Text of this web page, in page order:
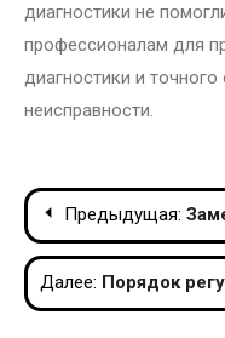
диагностики не
профессионалам для
диагностики и
неисправности.
Навигация
по
записям
Предыдущая:
Далее: Порядок